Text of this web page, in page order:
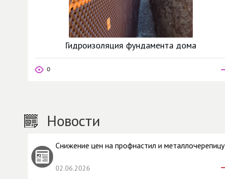
Гидроизоляция фундамента дома
0
Новости
Снижение цен на профнастил и металлочерепицу
02.06.2026